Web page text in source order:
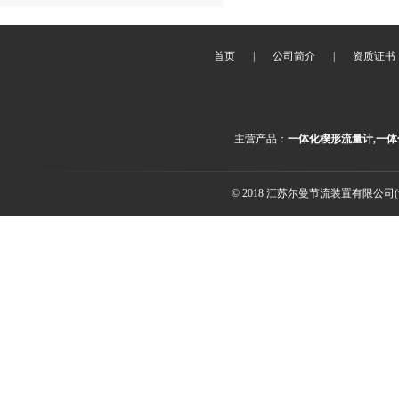
首页 公司简介 资质证书
主营产品：一体化楔形流量计,一
© 2018 江苏尔曼节流装置有限公司